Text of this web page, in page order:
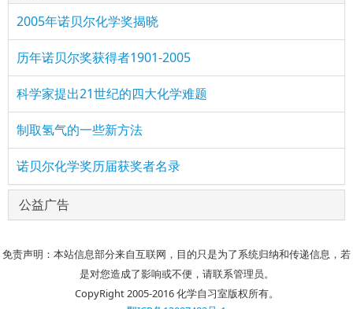
2005年诺贝尔化学奖揭晓
历年诺贝尔奖获得者1901-2005
科学家提出21世纪的四大化学难题
制取氢气的一些新方法
诺贝尔化学奖历届获奖者名录
公益广告
免责声明：本站信息部分来自互联网，目的只是为了系统归纳和传递信息，若
是对您造成了影响或不便，请联系管理员。
CopyRight 2005-2016 化学自习室版权所有。